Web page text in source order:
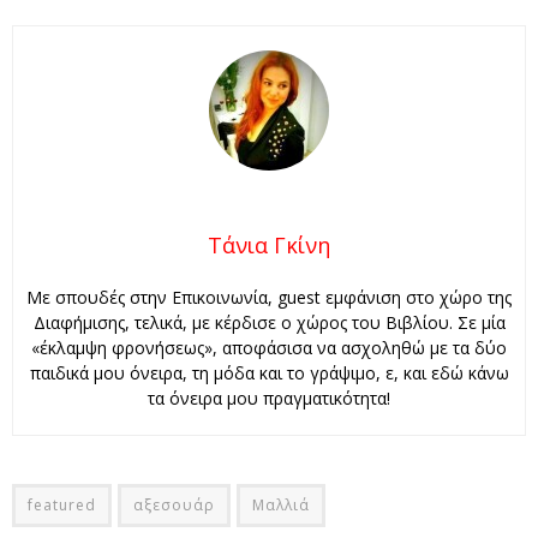
Τάνια Γκίνη
Με σπουδές στην Επικοινωνία, guest εμφάνιση στο χώρο της
Διαφήμισης, τελικά, με κέρδισε ο χώρος του Βιβλίου. Σε μία
«έκλαμψη φρονήσεως», αποφάσισα να ασχοληθώ με τα δύο
παιδικά μου όνειρα, τη μόδα και το γράψιμο, ε, και εδώ κάνω
τα όνειρα μου πραγματικότητα!
featured αξεσουάρ Μαλλιά